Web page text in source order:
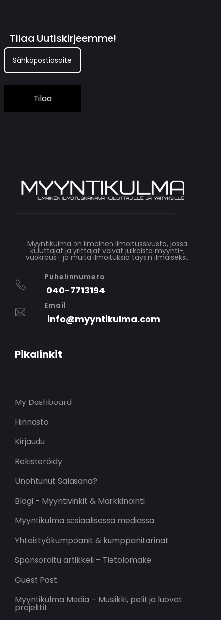
Tilaa Uutiskirjeemme!
Tilaa
Myyntikulma on ilmainen ilmoitussivusto, jossa
kuluttajat ja yrittäjät voivat julkaista myynti-,
vuokraus- ja muita ilmoituksia täysin ilmaiseksi.
Puhelinnumero
040-7713194
Email
info@myyntikulma.com
Pikalinkit
My Dashboard
Hinnasto
Kirjaudu
Rekisteröidy
Unohtunut Salasana?
Blogi – Myyntivinkit & Markkinointi
Myyntikulma sosiaalisessa mediassa
Yhteistyökumppanit & kumppanitarinat
Sponsoroitu artikkeli – Tietolomake
Guest Post
Myyntikulma Media – Musiikki, pelit ja luovat
projektit